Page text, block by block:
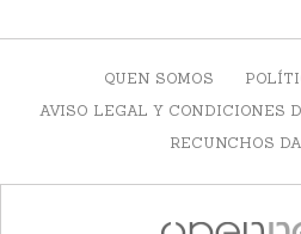
QUEN SOMOS
AVISO LEGAL Y CONDICIONES
RECUNCHOS